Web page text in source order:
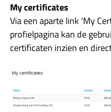
My certificates
Via een aparte link ‘My
profielpagina kan de
certificaten inzien en